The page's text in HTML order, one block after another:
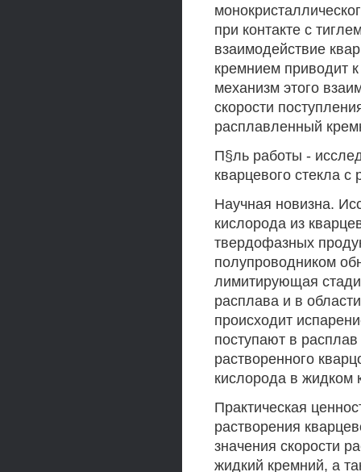
при контакте с
взаимодействие
кремнием приводит
механизм этого
скорости
расплавленный
П§ль работы -
кварцевого стекла
Научная новизна.
кислорода из
твердофазных
полупроводником
лимитирующая
расплава и в
происходит
поступают в
растворенного
кислорода в жидком
Практическая
растворения
значения скорости
жидкий кремний, а